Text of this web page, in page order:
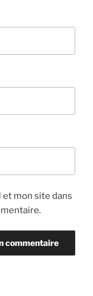
mon site dans